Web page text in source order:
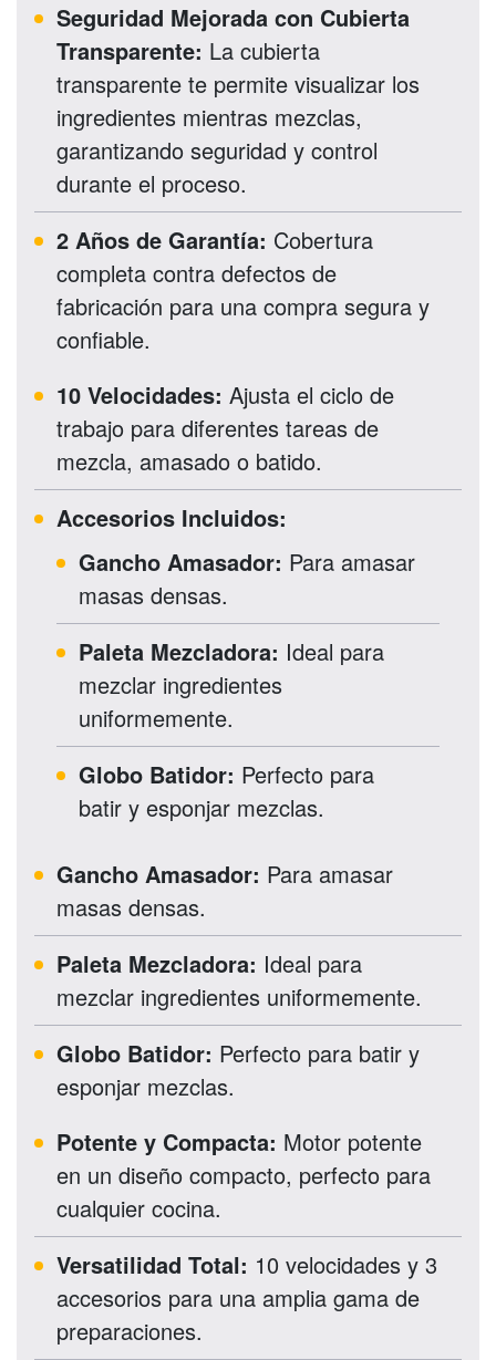
Seguridad Mejorada con Cubierta
Transparente: La cubierta
transparente te permite visualizar los
ingredientes mientras mezclas,
garantizando seguridad y control
durante el proceso.
2 Años de Garantía: Cobertura
completa contra defectos de
fabricación para una compra segura y
confiable.
10 Velocidades: Ajusta el ciclo de
trabajo para diferentes tareas de
mezcla, amasado o batido.
Accesorios Incluidos:
Gancho Amasador: Para amasar
masas densas.
Paleta Mezcladora: Ideal para
mezclar ingredientes
uniformemente.
Globo Batidor: Perfecto para
batir y esponjar mezclas.
Gancho Amasador: Para amasar
masas densas.
Paleta Mezcladora: Ideal para
mezclar ingredientes uniformemente.
Globo Batidor: Perfecto para batir y
esponjar mezclas.
Potente y Compacta: Motor potente
en un diseño compacto, perfecto para
cualquier cocina.
Versatilidad Total: 10 velocidades y 3
accesorios para una amplia gama de
preparaciones.